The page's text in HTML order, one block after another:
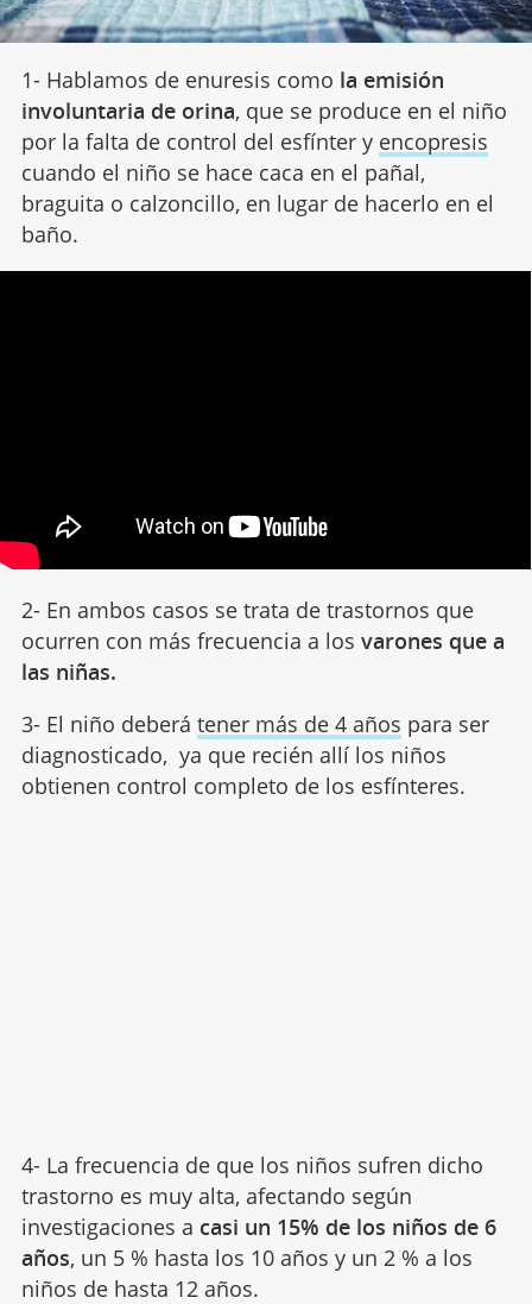
1- Hablamos de enuresis como la emisión
involuntaria de orina, que se produce en el niño
por la falta de control del esfínter y encopresis
cuando el niño se hace caca en el pañal,
braguita o calzoncillo, en lugar de hacerlo en el
baño.
2- En ambos casos se trata de trastornos que
ocurren con más frecuencia a los varones que a
las niñas.
3- El niño deberá tener más de 4 años para ser
diagnosticado, ya que recién allí los niños
obtienen control completo de los esfínteres.
4- La frecuencia de que los niños sufren dicho
trastorno es muy alta, afectando según
investigaciones a casi un 15% de los niños de 6
años, un 5 % hasta los 10 años y un 2 % a los
niños de hasta 12 años.